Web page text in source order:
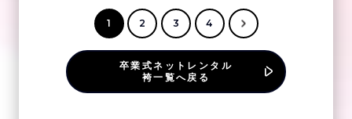
1 2 3 4
卒業式ネットレンタル
袴一覧へ戻る